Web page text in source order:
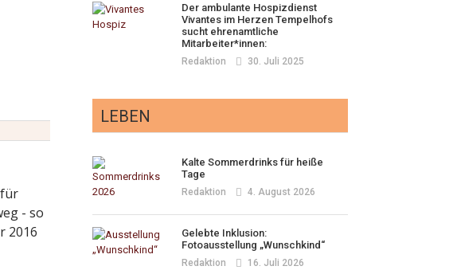
- so
2016
Der ambulante Hospizdienst
Vivantes im Herzen Tempelhofs
sucht ehrenamtliche
Mitarbeiter*innen:
Redaktion 30. Juli 2025
LEBEN
Kalte Sommerdrinks für heiße
Tage
Redaktion 4. August 2026
Gelebte Inklusion:
Fotoausstellung „Wunschkind“
Redaktion 16. Juli 2026